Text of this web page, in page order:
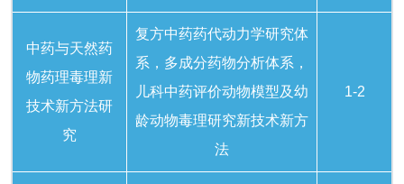
中药与天然药
物药理毒理新
技术新方法研
究
复方中药药代动力学研究体
系，多成分药物分析体系，
儿科中药评价动物模型及幼
龄动物毒理研究新技术新方
法
1-2